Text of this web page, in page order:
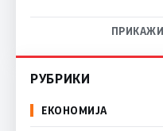
РУБРИКИ
ЕКОНОМИЈА